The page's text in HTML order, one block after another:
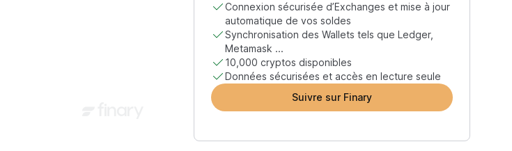
Connexion sécurisée d’Exchanges et mise à jour
automatique de vos soldes
Synchronisation des Wallets tels que Ledger,
Metamask ...
10,000 cryptos disponibles
Données sécurisées et accès en lecture seule
Suivre sur Finary